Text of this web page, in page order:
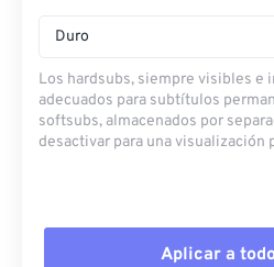
Duro
Los hardsubs, siempre visibles e
adecuados para subtítulos
softsubs, almacenados por
desactivar para una visualización
Aplicar a